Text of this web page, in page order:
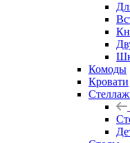
Комоды
Кровати